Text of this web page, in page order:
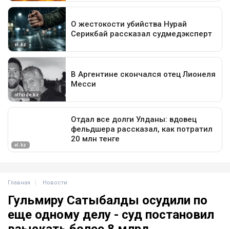
Главная Новости
Гульмиру Сатыбалды осудили по
еще одному делу - суд постановил